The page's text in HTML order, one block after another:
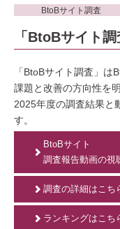
BtoBサイト調査
「BtoBサイト
「BtoBサイト調査」は
課題と改善の方向性を
2025年度の調査結果と
す。
BtoBサイト
調査報告動画の視
調査の詳細はこち
ランキングはこち